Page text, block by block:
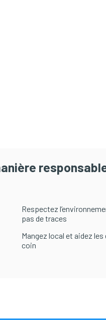
Respectez
pas de traces
Mangez local et aidez
coin